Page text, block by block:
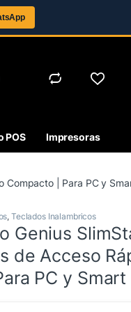
POS Impresoras
Compacto | Para PC y
, Teclados Inalambricos
Genius
de Acceso
PC y Smart